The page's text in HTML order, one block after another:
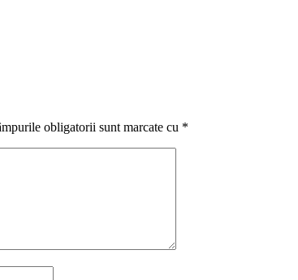
obligatorii sunt marcate cu *